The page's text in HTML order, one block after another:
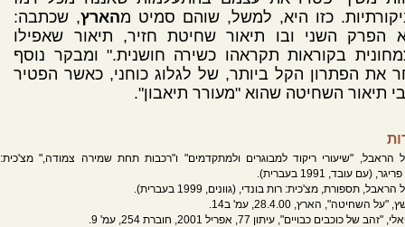
כזו היא, למשל, שוהם סמיט מהארץ, שכתבה:
הפרק השני ובו תיאור שחיטת חזיר, תיאור שאפילו
בקוראות תקראהו כשירה חושנית." ומבקר נוסף
את הפתרון הקל ביותר, של לגלוג כוחני, כאשר הפטיר
תיאור השחיטה שהוא "מעורר תיאבון".
הראבל, "שיעורי ריקוד למבוגרים ולמתקדמים" ו"רכבות תחת שמירה צמודה," מצ'כית:
(עם עובד, 1991 בעברית).
תספורת, מצ'כית: רות בונדי, (גוונים, 1999 בעברית).
השחיטה", הארץ, 28.4.00, עמ' ב14.
של כוכבים כבויים", עיתון 77, אפריל 2001, חוברת 254, עמ' 9.